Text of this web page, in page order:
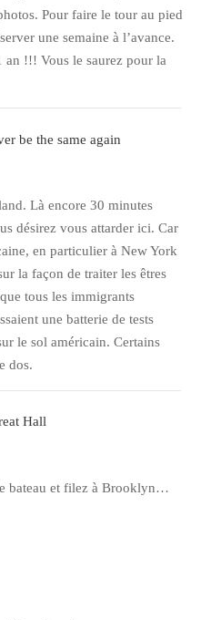
Pour faire le tour au pied
une semaine à l’avance.
an !!! Vous le saurez pour la
Là encore 30 minutes
désirez vous attarder ici. Car
en particulier à New York
la façon de traiter les êtres
tous les immigrants
une batterie de tests
le sol américain. Certains
dos.
bateau et filez à Brooklyn…